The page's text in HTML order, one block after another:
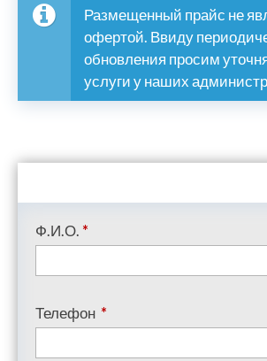
Размещенный прайс не
офертой. Ввиду
обновления просим
услуги у наших
Ф.И.О. *
Телефон *